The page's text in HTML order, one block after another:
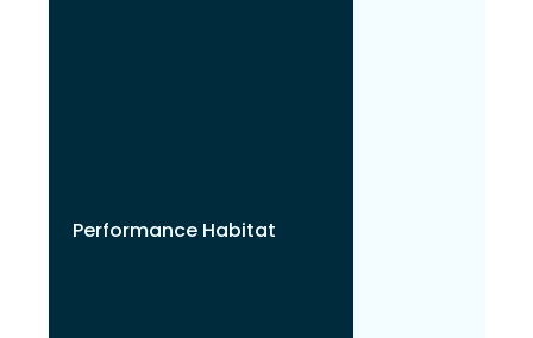
Performance Habitat